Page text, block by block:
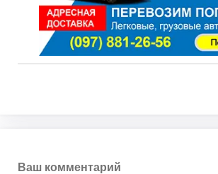
Ваш комментарий